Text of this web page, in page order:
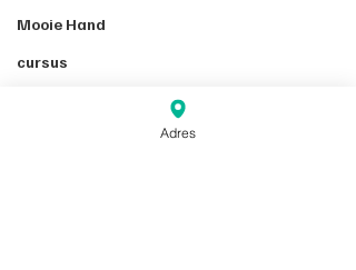
Mooie Hand
cursus
Adres